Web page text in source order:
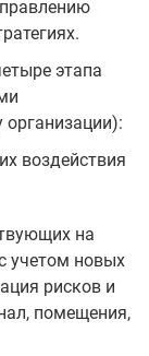
этапа
воздействия
на
учетом новых
рисков и
помещения,